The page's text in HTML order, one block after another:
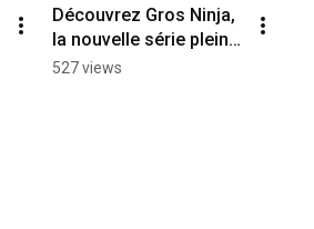
Découvrez Gros Ninja,
la nouvelle série pleine
d'humour à la Karaté
527 views